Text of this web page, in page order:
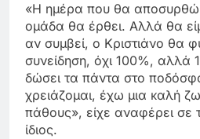
«Η ημέρα που θα αποσυρθώ
ομάδα θα έρθει. Αλλά θα
αν συμβεί, ο Κριστιάνο θα
συνείδηση, όχι 100%, αλλά
δώσει τα πάντα στο
χρειάζομαι, έχω μια καλή
πάθους», είχε αναφέρει σε
ίδιος.